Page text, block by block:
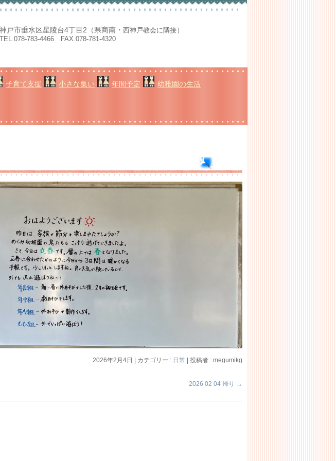
神戸市垂水区星陵台4丁目2（県商南・ 西神戸教会に隣接）
TEL.078-783-4466 FAX.078-781-4320
子育て支援 小さな集い 年間予定 幼稚園の生活
2026年2月4日 カテゴリー : 日常 投稿者 : megumikg
2026 02 04 帰り →